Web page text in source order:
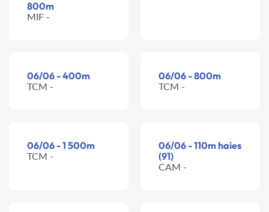
800m
MIF -
06/06 - 400m
TCM -
06/06 - 800m
TCM -
06/06 - 1 500m
TCM -
06/06 - 110m haies
(91)
CAM -